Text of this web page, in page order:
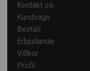
Kontakt os
Kundvagn
Beställ
Erbjudande
Villkor
Profil